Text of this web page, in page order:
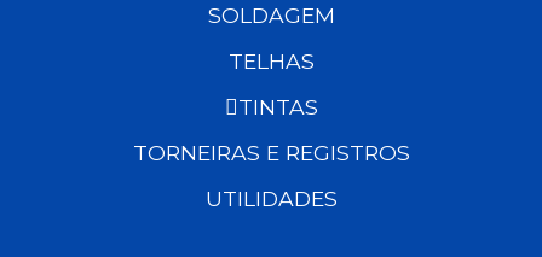
SOLDAGEM
TELHAS
TINTAS
TORNEIRAS E REGISTROS
UTILIDADES